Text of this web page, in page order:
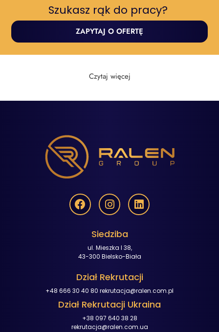
Szukasz rąk do pracy? ​
ZAPYTAJ O OFERTĘ
Czytaj więcej
Siedziba
ul. Mieszka I 38,
43-300 Bielsko-Biała
Dział Rekrutacji
+48 666 30 40 80 rekrutacja@ralen.com.pl
Dział Rekrutacji Ukraina
+38 097 640 38 28
rekrutacja@ralen.com.ua